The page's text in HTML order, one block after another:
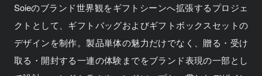
Soieのブランド世界観をギフトシーンへ拡張するプロジェ
クトとして、ギフトバッグおよびギフトボックスセットの
デザインを制作。製品単体の魅力だけでなく、贈る・受け
取る・開封する一連の体験までをブランド表現の一部とし